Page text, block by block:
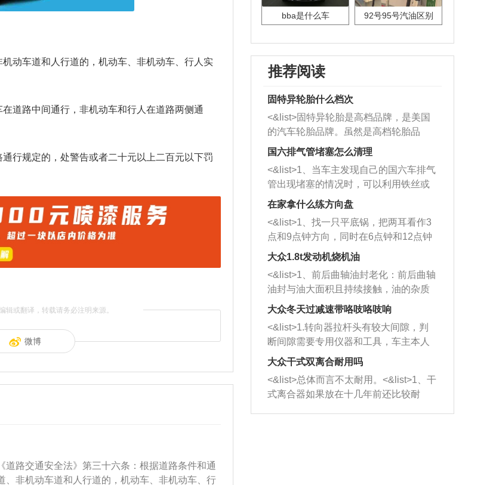
动车道和人行道的，机动车、非机动车、行人实
道路中间通行，非机动车和行人在道路两侧通
行规定的，处警告或者二十元以上二百元以下罚
辑或翻译，转载请务必注明来源。
微博
道路交通安全法》第三十六条：根据道路条件和通
、非机动车道和人行道的，机动车、非机动车、行
bba是什么车 92号95号汽油区别
推荐阅读
固特异轮胎什么档次
<&list>固特异轮胎是高档品牌，是美国
的汽车轮胎品牌。虽然是高档轮胎品
牌，但是中高低端的轮胎都有生产，这
也是为了更好的开拓市场。
国六排气管堵塞怎么清理
<&list>1、当车主发现自己的国六车排气
管出现堵塞的情况时，可以利用铁丝或
者是细棍，直接将杂物给取出来，如果
堵塞情况比较严重，也可以采取应急措
施。 <&list>2、直接利用木棍将所有的
杂物推到排气管里面的位置处，然后将
三元催化器拆解开，就可以将堵塞的东
西取出来。但如果是因为积碳过多引起
的堵塞，就需要将三元催化器泡在草酸
洗剂对堵塞的情况得到解决，将清洗剂
放在燃油箱中，与燃油混合后，车辆启
动时，就可以和汽油一起进入到燃烧
室，最后形成废气排出，就可以让三元
催化器得到清洗，排气管堵塞的情况就
能够得到解决。
在家拿什么练方向盘
<&list>1、找一只平底锅，把两耳看作3
点和9点钟方向，同时在6点钟和12点钟
方向做一个标记。 <&list>2、双手握住
一圈半的练习，往右同样也要打相同的
圈数。 <&list>3、最后强调要反复练
习，这样就可以形成肌肉记忆，在真实
驾驶车辆时，不需要记忆也能打好方
向。
大众1.8t发动机烧机油
<&list>1、前后曲轴油封老化：前后曲轴
油封与油大面积且持续接触，油的杂质
和发动机内持续温度变化使其密封效果
逐渐减弱，导致渗油或漏油。<&list>2、
活塞间隙过大：积碳会使活塞环与缸体
的间隙扩大，导致机油流入燃烧室中，
造成烧机油。<&list>3、机油粘度。使用
机油粘度过小的话，同样会有烧机油现
象，机油粘度过小具有很好的流动性，
大众冬天过减速带咯吱咯吱响
<&list>1.转向器拉杆头有较大间隙，判
断间隙需要专用仪器和工具，车主本人
无法制作，需要将车辆送到修理厂或4s
店；<&list>2.车辆半轴套管防尘罩破
裂，破裂后会出现漏油现象，使半轴磨
损严重，磨损的半轴容易损坏，产生异
响；<&list>3.稳定器的转向胶套和球头
大众干式双离合耐用吗
<&list>总体而言不太耐用。<&list>1、干
式离合器如果放在十几年前还比较耐